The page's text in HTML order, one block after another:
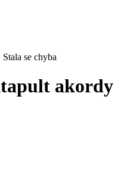
Stala se chyba
akordy